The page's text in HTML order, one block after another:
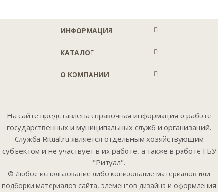
ИНФОРМАЦИЯ
КАТАЛОГ
О КОМПАНИИ
На сайте представлена справочная информация о работе
государственных и муниципальных служб и организаций.
Служба Ritual.ru является отдельным хозяйствующим
субъектом и не участвует в их работе, а также в работе ГБУ
"Ритуал".
© Любое использование либо копирование материалов или
подборки материалов сайта, элементов дизайна и оформления